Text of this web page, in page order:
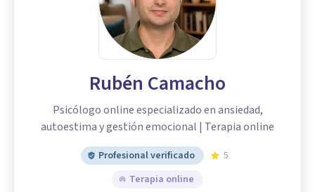
Rubén Camacho
Psicólogo online especializado en ansiedad,
autoestima y gestión emocional | Terapia online
Profesional verificado
5
Terapia online